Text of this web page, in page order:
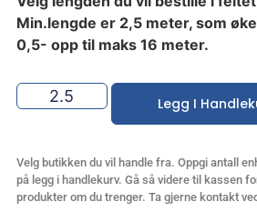
Min.lengde er 2,5 meter, som
0,5- opp til maks 16 meter.
Legg I
Velg butikken du vil handle fra. Oppgi antall
på legg i handlekurv. Gå så videre til kassen
produkter om du trenger. Ta gjerne kontakt